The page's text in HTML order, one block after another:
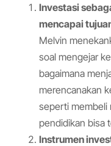
Investasi
mencapai
Melvin
soal mengejar
bagaimana
merencanakan
seperti membeli
pendidikan bisa
Instrumen